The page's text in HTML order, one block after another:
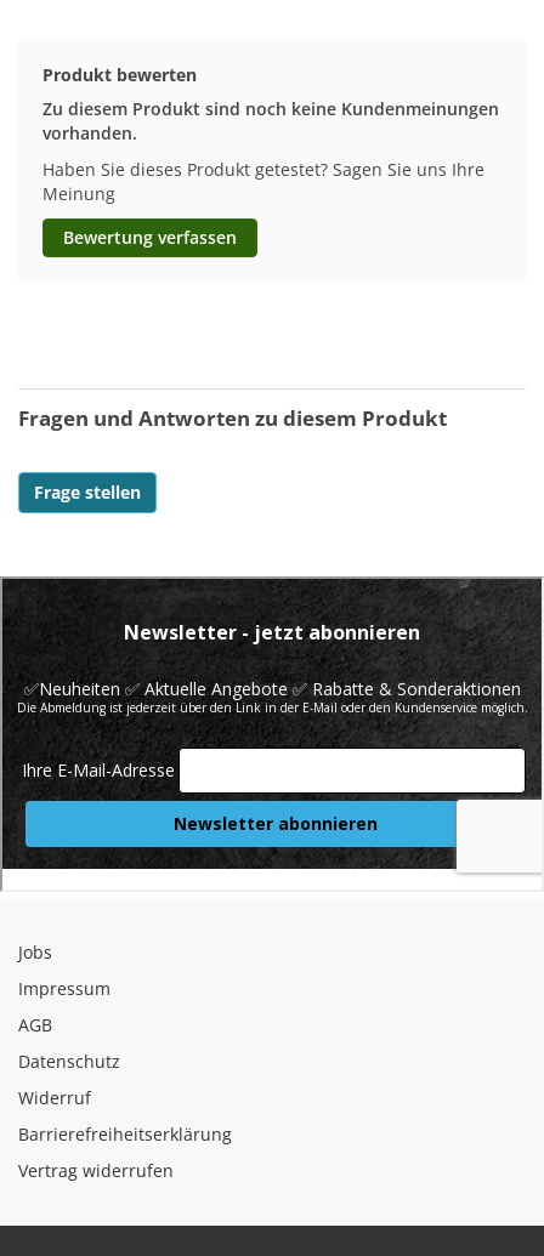
Produkt bewerten
Zu diesem Produkt sind noch keine Kundenmeinungen
vorhanden.
Haben Sie dieses Produkt getestet? Sagen Sie uns Ihre
Meinung
Bewertung verfassen
Fragen und Antworten zu diesem Produkt
Frage stellen
Jobs
Impressum
AGB
Datenschutz
Widerruf
Barrierefreiheitserklärung
Vertrag widerrufen